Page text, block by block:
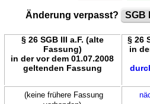
Änderung verpasst? SGB
§ 26 SGB III a.F. (alte
Fassung)
in der vor dem 01.07.2008
geltenden Fassung
§ 26
in
(keine frühere Fassung